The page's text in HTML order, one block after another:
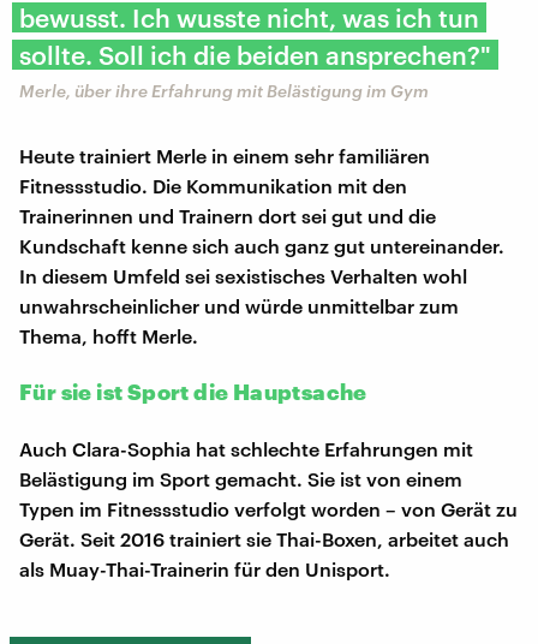
bewusst. Ich wusste nicht, was ich tun
sollte. Soll ich die beiden ansprechen?"
Merle, über ihre Erfahrung mit Belästigung im Gym
Heute trainiert Merle in einem sehr familiären
Fitnessstudio. Die Kommunikation mit den
Trainerinnen und Trainern dort sei gut und die
Kundschaft kenne sich auch ganz gut untereinander.
In diesem Umfeld sei sexistisches Verhalten wohl
unwahrscheinlicher und würde unmittelbar zum
Thema, hofft Merle.
Für sie ist Sport die Hauptsache
Auch Clara-Sophia hat schlechte Erfahrungen mit
Belästigung im Sport gemacht. Sie ist von einem
Typen im Fitnessstudio verfolgt worden – von Gerät zu
Gerät. Seit 2016 trainiert sie Thai-Boxen, arbeitet auch
als Muay-Thai-Trainerin für den Unisport.